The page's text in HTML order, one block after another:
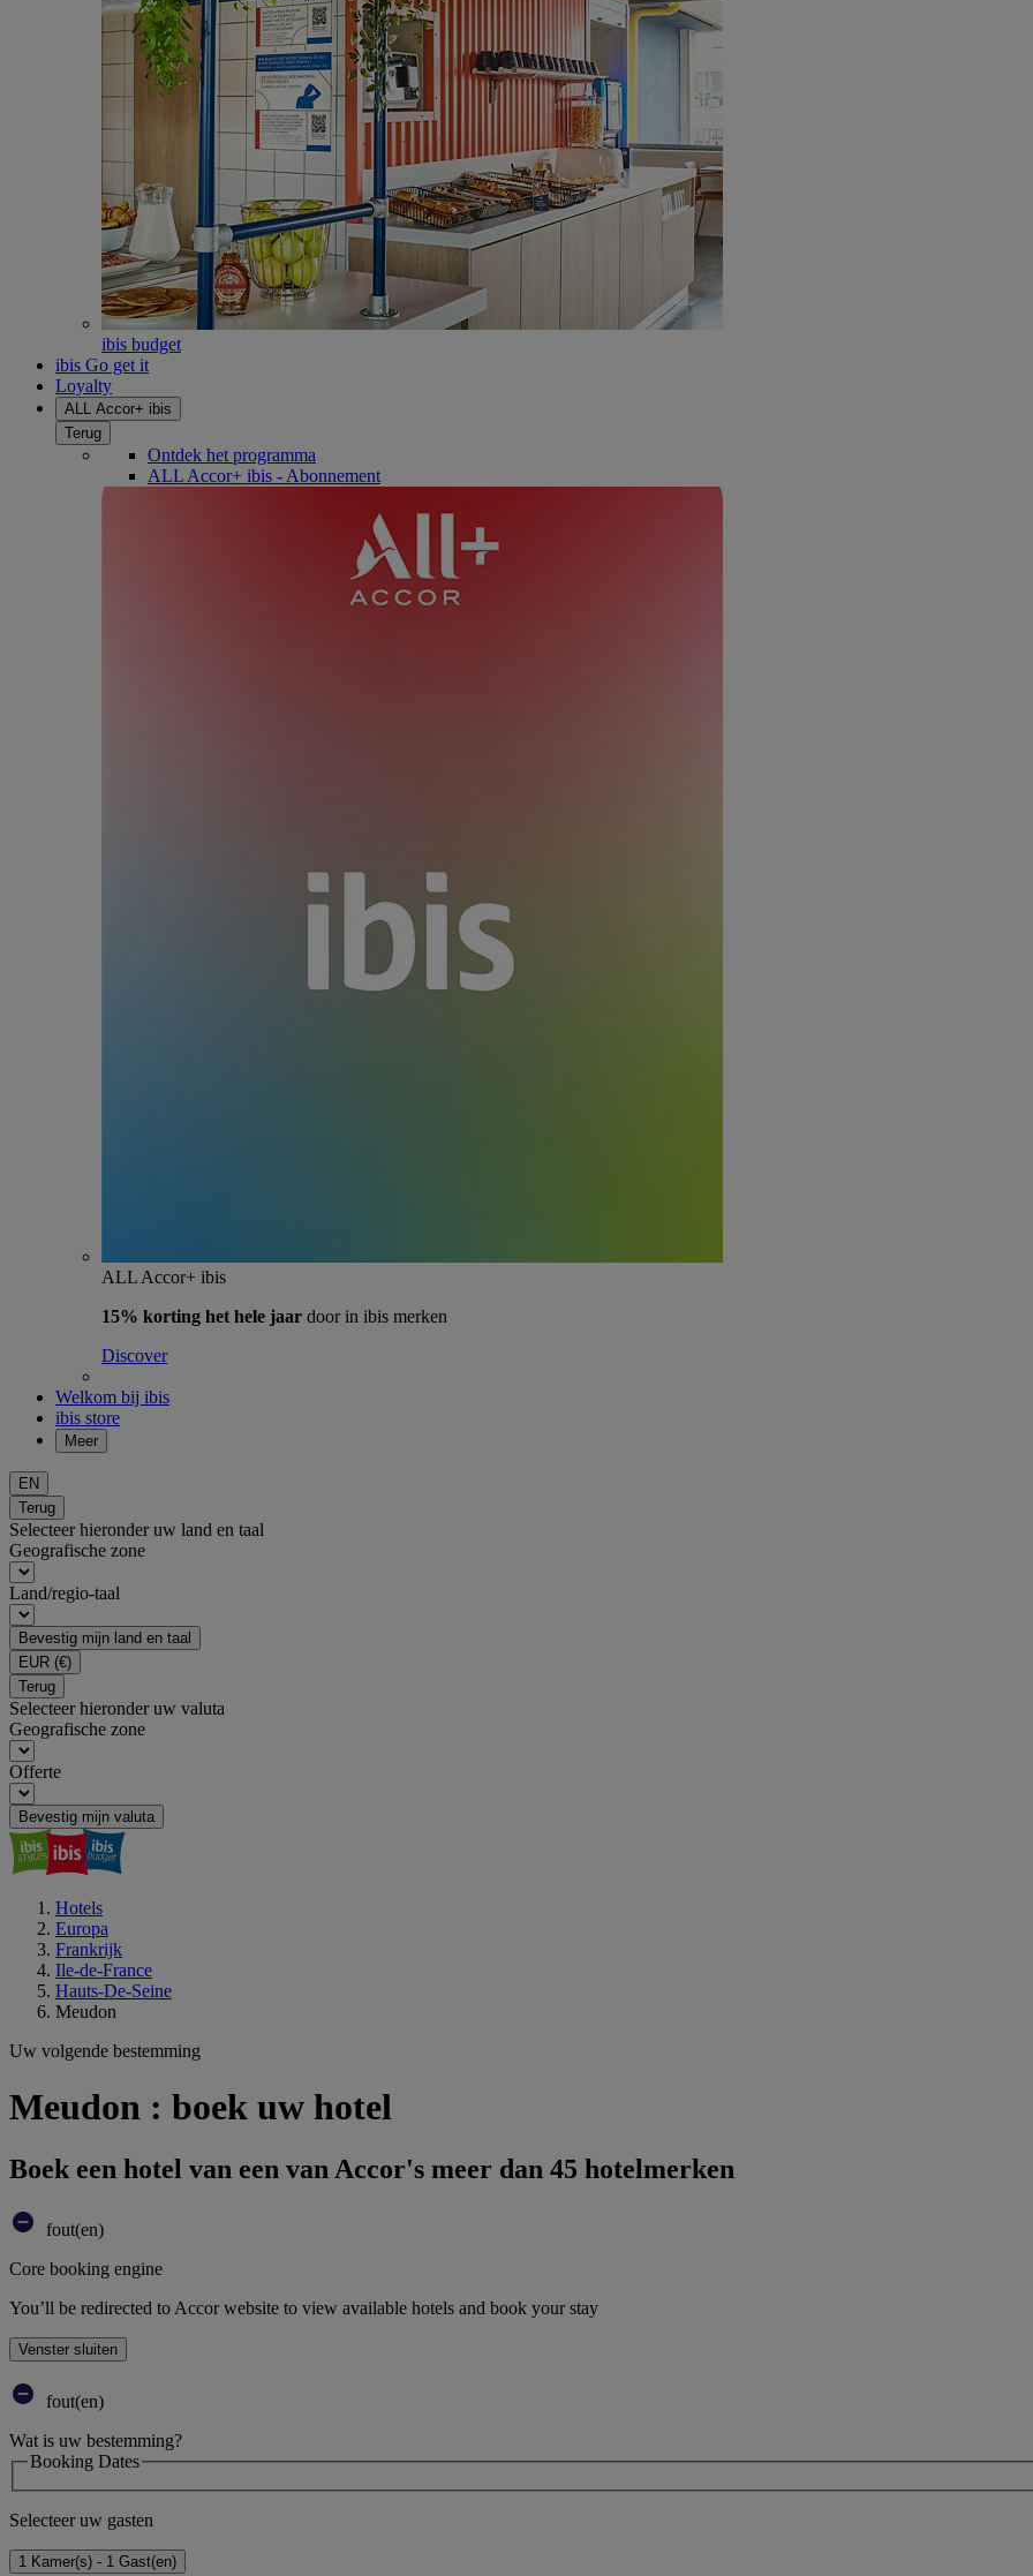
ibis budget
ibis Go get it
Loyalty
ALL Accor+ ibis
Terug
Ontdek het programma
ALL Accor+ ibis - Abonnement
ALL Accor+ ibis
15% korting het hele jaar door in ibis merken
Discover
Welkom bij ibis
ibis store
Meer
EN
Terug
Selecteer hieronder uw land en taal
Geografische zone
Land/regio-taal
Bevestig mijn land en taal
EUR (€)
Terug
Selecteer hieronder uw valuta
Geografische zone
Offerte
Bevestig mijn valuta
Hotels
Europa
Frankrijk
Ile-de-France
Hauts-De-Seine
Meudon
Uw volgende bestemming
Meudon : boek uw hotel
Boek een hotel van een van Accor's meer dan 45 hotelmerken
fout(en)
Core booking engine
You’ll be redirected to Accor website to view available hotels and book your stay
Venster sluiten
fout(en)
Wat is uw bestemming?
Booking Dates
Selecteer uw gasten
1 Kamer(s) - 1 Gast(en)